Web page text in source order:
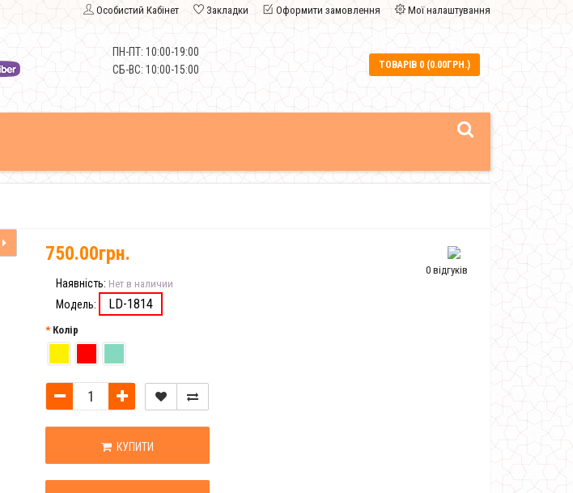
Особистий Кабінет Закладки Оформити замовлення Мої налаштування
ПН-ПТ: 10:00-19:00
СБ-ВС: 10:00-15:00
ТОВАРІВ 0 (0.00ГРН.)
0 відгуків
750.00грн.
Наявність: Нет в наличии
Модель: LD-1814
Колір
КУПИТИ